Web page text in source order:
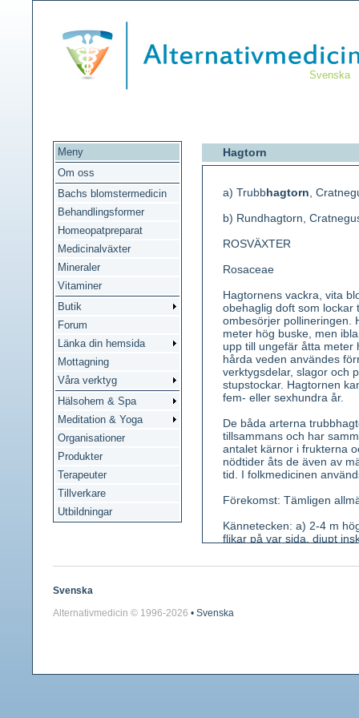
Svenska
Meny
Om oss
Bachs blomstermedicin
Behandlingsformer
Homeopatpreparat
Medicinalväxter
Mineraler
Vitaminer
Butik
Forum
Länka din hemsida
Mottagning
Våra verktyg
Hälsohem & Spa
Meditation & Yoga
Organisationer
Produkter
Terapeuter
Tillverkare
Utbildningar
Hagtorn
a) Trubbhagtorn ,
b) Rundhagtorn,
ROSVÄXTER
Rosaceae
Hagtornens vackra, vita
obehaglig doft som lockar
ombesörjer pollineringen.
meter hög buske, men
upp till ungefär åtta meter
hårda veden användes
verktygsdelar, slagor och
stupstockar. Hagtornen
fem- eller sexhundra år.
De båda arterna
tillsammans och har
antalet kärnor i frukterna
nödtider åts de även av
tid. I folkmedicinen
Förekomst: Tämligen
Kännetecken: a) 2-4 m
flikar på var sida, djupt
sötaktig. Doft under
Svenska
Alternativmedicin © 1996-2026 • Svenska